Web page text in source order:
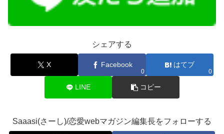
シェアする
X Facebook
0
はてブ
0
LINE コピー
Saaasi(さーし)/恋愛webマガジン編集長をフォローする